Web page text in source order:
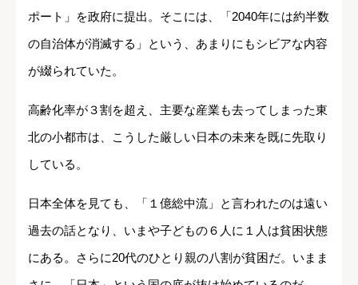
ポート」を政府に提出。そこには、「2040年には約半数
の自治体が消滅する」という、あまりにもシビアな内容
が綴られていた。
高齢化率が３割を超え、主要な産業も去ってしまった東
北の小都市は、こうした厳しい日本の未来を既に先取り
している。
日本全体を見ても、「１億総中流」と言われたのは遠い
過去の話となり、いまや子どもの６人に１人は貧困状態
にある。さらに20代のひとり親の八割が貧困だ。いまま